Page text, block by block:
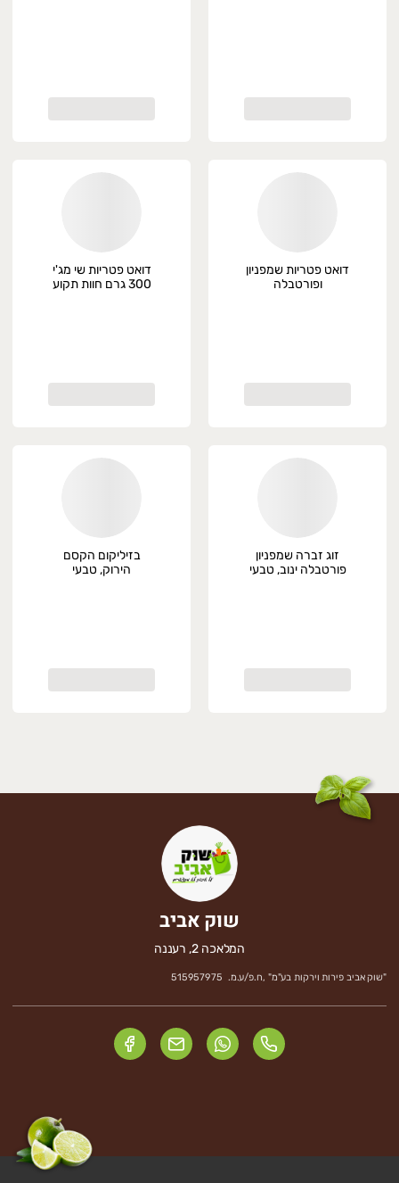
דואט פטריות שמפניון
ופורטבלה
דואט פטריות שי מג'י
300 גרם חוות תקוע
זוג זברה שמפניון
פורטבלה ינוב, טבעי
בזיליקום הקסם
הירוק, טבעי
שוק אביב
המלאכה 2, רעננה
"שוק אביב פירות וירקות בע"מ" ,ח.פ/ע.מ. 515957975